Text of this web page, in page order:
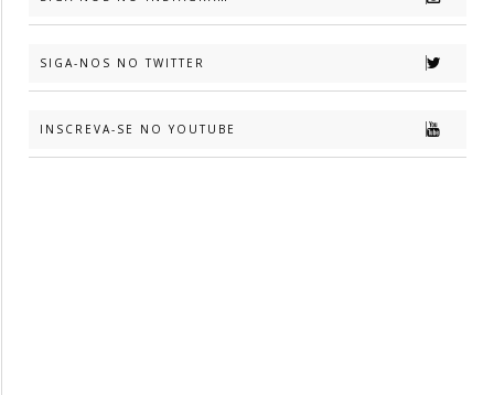
SIGA-NOS NO TWITTER
INSCREVA-SE NO YOUTUBE